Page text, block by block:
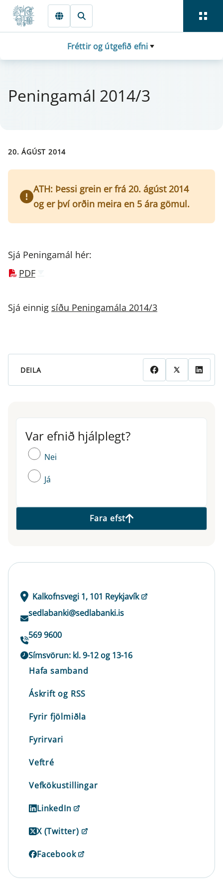
Fara beint í Meginmál
Fréttir og útgefið efni
Pen­in­ga­mál 2014/3
20. ÁGÚST 2014
ATH: Þessi grein er frá 20. ágúst 2014
og er því orðin meira en 5 ára gömul.
Sjá Peningamál hér:
PDF
Sjá einnig síðu Peningamála 2014/3
DEILA
Var efnið hjálplegt?
Var efnið hjálplegt?
Nei
Já
Fara efst
Kalkofnsvegi 1, 101 Reykjavík
sedlabanki@sedlabanki.is
569 9600
Símsvörun: kl. 9-12 og 13-16
Hafa samband
Áskrift og RSS
Fyrir fjölmiðla
Fyrirvari
Veftré
Vefkökustillingar
LinkedIn
X (Twitter)
Facebook